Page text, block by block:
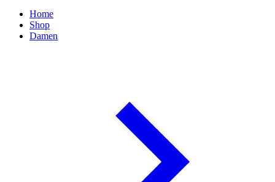
Home
Shop
Damen